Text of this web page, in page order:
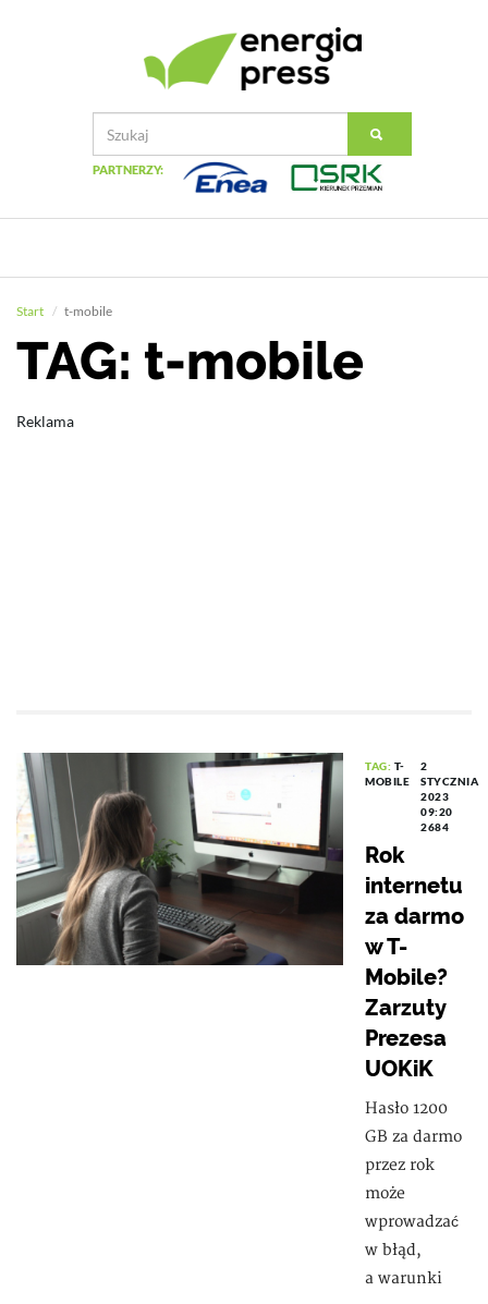
PARTNERZY:
Start t-mobile
TAG: t-mobile
Reklama
TAG: T-
MOBILE
2
STYCZNIA
2023
09:20
2684
Rok
internetu
za darmo
w T-
Mobile?
Zarzuty
Prezesa
UOKiK
Hasło 1200
GB za darmo
przez rok
może
wprowadzać
w błąd,
a warunki